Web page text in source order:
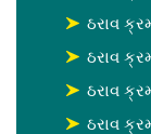
ઠરાવ
ઠરાવ
ઠરાવ
ઠરાવ